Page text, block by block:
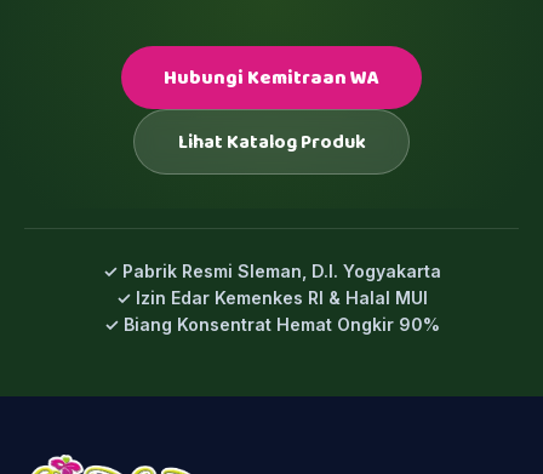
Hubungi Kemitraan WA
Lihat Katalog Produk
✓ Pabrik Resmi Sleman, D.I. Yogyakarta
✓ Izin Edar Kemenkes RI & Halal MUI
✓ Biang Konsentrat Hemat Ongkir 90%